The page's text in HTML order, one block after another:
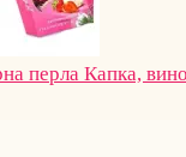
перла Капка,